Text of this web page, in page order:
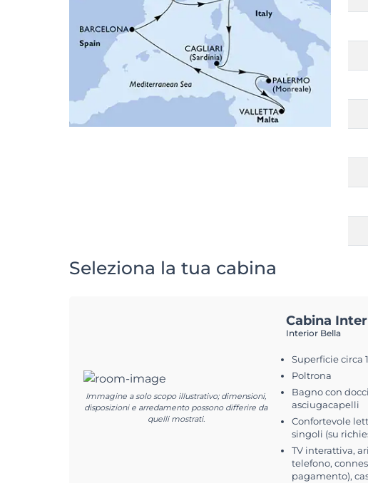
Seleziona la tua cabina
Immagine a solo scopo illustrativo; dimensioni,
disposizioni e arredamento possono differire da
quelli mostrati.
Cabina
Interior Bella
Superficie circa
Poltrona
Bagno con
asciugacapelli
Confortevole
singoli (su
TV interattiva,
telefono,
pagamento),